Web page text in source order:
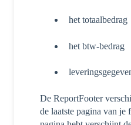
het totaalbedrag
het btw-bedrag
De ReportFooter
de laatste pagina van je